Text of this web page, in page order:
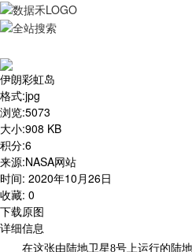
伊朗彩虹岛
格式:jpg
浏览:5073
大小:908 KB
积分:6
来源:NASA网站
时间: 2020年10月26日
收藏: 0
下载原图
详细信息
在这张由陆地卫星8号上运行的陆